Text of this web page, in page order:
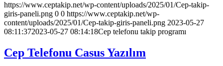
https://www.ceptakip.net/wp-content/uploads/2025/01/Cep-takip-
giris-paneli.png 0 0 https://www.ceptakip.net/wp-
content/uploads/2025/01/Cep-takip-giris-paneli.png 2023-05-27
08:11:372023-05-27 08:14:18Cep telefonu takip programı
Cep Telefonu Casus Yazılım